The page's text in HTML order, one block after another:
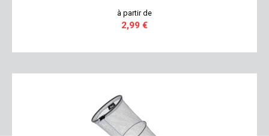
à partir de
2,99 €